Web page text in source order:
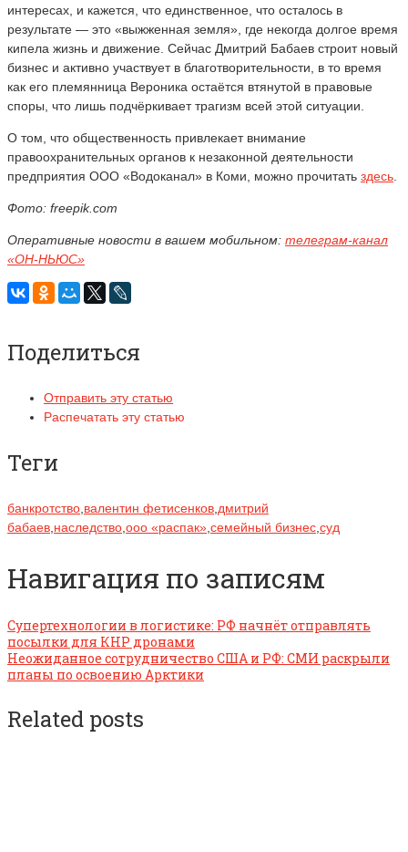
интересах, и кажется, что единственное, что осталось в
результате — это «выжженная земля», где некогда долгое время
кипела жизнь и движение. Сейчас Дмитрий Бабаев строит новый
бизнес и активно участвует в благотворительности, в то время
как его племянница Вероника остаётся втянутой в правовые
споры, что лишь подчёркивает трагизм всей этой ситуации.
О том, что общественность привлекает внимание
правоохранительных органов к незаконной деятельности
предприятия ООО «Водоканал» в Коми, можно прочитать здесь
Фото: freepik.com
Оперативные новости в вашем мобильном: телеграм-канал
«ОН-НЬЮС»
Поделиться
Отправить эту статью
Распечатать эту статью
Теги
банкротство валентин фетисенков дмитрий
бабаев наследство ооо «распак» семейный бизнес суд
Навигация по записям
Супертехнологии в логистике: РФ начнёт отправлять
посылки для КНР дронами
Неожиданное сотрудничество США и РФ: СМИ раскрыли
планы по освоению Арктики
Related posts